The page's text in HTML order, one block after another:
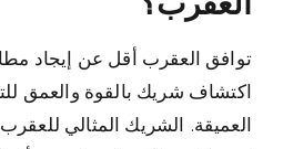
توافق العقرب أقل عن إيجاد
اكتشاف شريك بالقوة والعمق
العميقة. الشريك المثالي للعقرب